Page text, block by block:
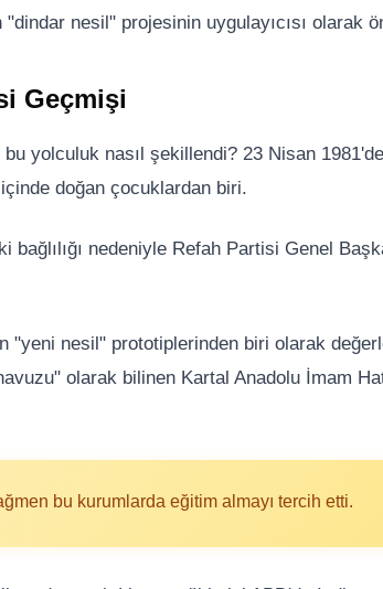
nesil" projesinin uygulayıcısı olarak
Geçmişi
yolculuk nasıl şekillendi? 23 Nisan
doğan çocuklardan biri.
bağlılığı nedeniyle Refah Partisi Genel
"yeni nesil" prototiplerinden biri olarak
olarak bilinen Kartal Anadolu İmam
bu kurumlarda eğitim almayı tercih etti.